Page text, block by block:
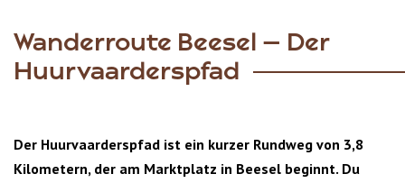
Wanderroute Beesel – Der
Huurvaarderspfad
Der Huurvaarderspfad ist ein kurzer Rundweg von 3,8
Kilometern, der am Marktplatz in Beesel beginnt. Du